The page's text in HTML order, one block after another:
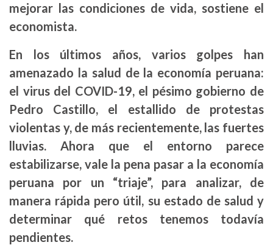
mejorar las condiciones de vida, sostiene el
economista.
En los últimos años, varios golpes han
amenazado la salud de la economía peruana:
el virus del COVID-19, el pésimo gobierno de
Pedro Castillo, el estallido de protestas
violentas y, de más recientemente, las fuertes
lluvias. Ahora que el entorno parece
estabilizarse, vale la pena pasar a la economía
peruana por un “triaje”, para analizar, de
manera rápida pero útil, su estado de salud y
determinar qué retos tenemos todavía
pendientes.